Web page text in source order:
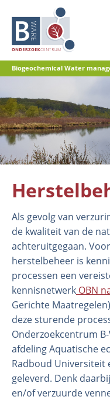
main
content
Biogeochemical Water
Main
menuStikstof
Waterkwaliteit
Herstelbeheer
Als gevolg van
de kwaliteit van de
achteruitgegaan.
herstelbeheer is
processen een
kennisnetwerk OBN
Gerichte
deze sturende
Onderzoekcentrum
afdeling Aquatische
Radboud Universiteit
geleverd. Denk
en/of verzuurde